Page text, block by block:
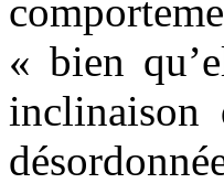
« bien
inclinaison